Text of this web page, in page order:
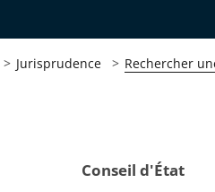
Jurisprudence Rechercher
Conseil d'État